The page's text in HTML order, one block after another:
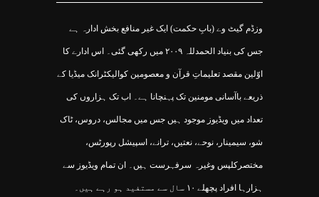
وزڈم گیٹ وے (بابِ حکمت) ایک غیر منافع بخش ادارہ ہے
جس کی بنیاد الحمدللہ ۲۰۰۹ میں رکھی گئی۔ اس ادارے کا
اوّلین مقصد تعلیماتِ قرآن و معصومین کوالیکٹرانک میڈیا کے
ذریعے باآسانی مومنین تک پہنچانا ہے۔ اب تک ہزاروں کی
تعداد میں ویڈیوز موجود ہیں جس میں مجالس، دروس، ٹاک
شو، سیمینار، نوحے، نعتیں، ترانے، اسپیشل رپورٹس،
مختصرکلپس وغیرہ سرفہرست ہیں۔ ان تمام ویڈیوز سے
ہزارہا افراد پچھلے ۱۰ سال سے مستفید ہو رہے ہیں۔